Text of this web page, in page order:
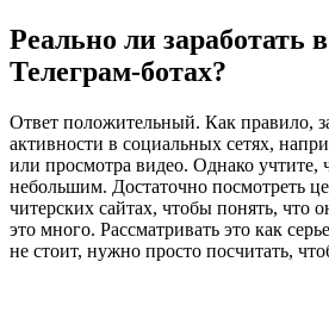
Реально ли заработать
Телеграм-ботах?
Ответ положительный. Как правило,
активности в социальных сетях,
или просмотра видео. Однако учтите,
небольшим. Достаточно посмотреть
читерских сайтах, чтобы понять, что
это много. Рассматривать это как
не стоит, нужно просто посчитать,